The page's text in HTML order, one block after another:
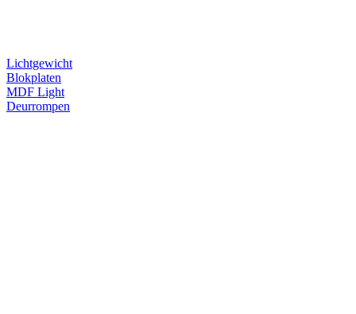
Lichtgewicht
Blokplaten
MDF Light
Deurrompen